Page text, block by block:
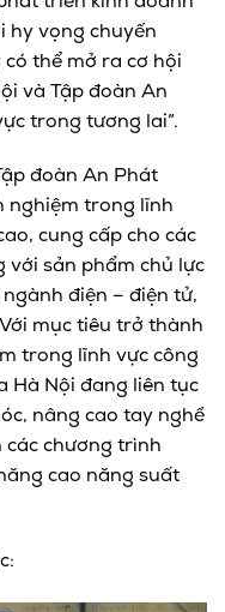
hy vọng chuyến
thể mở ra cơ hội
và Tập đoàn An
trong tương lai”.
đoàn An Phát
nghiệm trong lĩnh
cung cấp cho các
với sản phẩm chủ lực
điện – điện tử,
mục tiêu trở thành
trong lĩnh vực công
Hà Nội đang liên tục
nâng cao tay nghề
các chương trình
cao năng suất